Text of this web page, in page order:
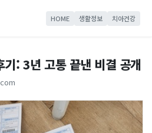
HOME 생활정보 치아건강
기: 3년 고통 끝낸 비결 공개